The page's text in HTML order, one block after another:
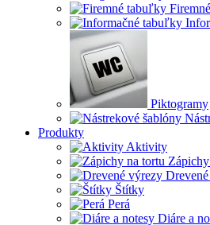
Piktogramy
Produkty
Aktivity
Štítky
Perá
Diáre a